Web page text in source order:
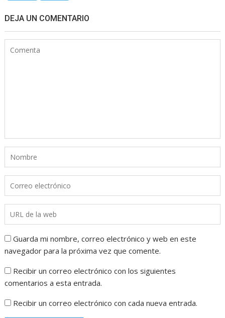
DEJA UN COMENTARIO
Guarda mi nombre, correo electrónico y web en este
navegador para la próxima vez que comente.
Recibir un correo electrónico con los siguientes
comentarios a esta entrada.
Recibir un correo electrónico con cada nueva entrada.